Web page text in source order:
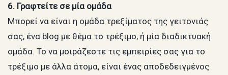
6. Γραφτείτε σε μία ομάδα
Μπορεί να είναι η ομάδα τρεξίματος της γειτονιάς
σας, ένα blog με θέμα το τρέξιμο, ή μία διαδικτυακή
ομάδα. Το να μοιράζεστε τις εμπειρίες σας για το
τρέξιμο με άλλα άτομα, είναι ένας αποδεδειγμένος